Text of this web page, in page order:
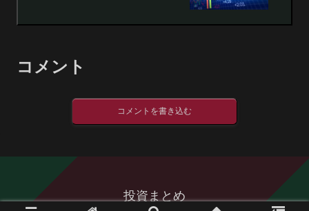
コメント
コメントを書き込む
投資まとめ